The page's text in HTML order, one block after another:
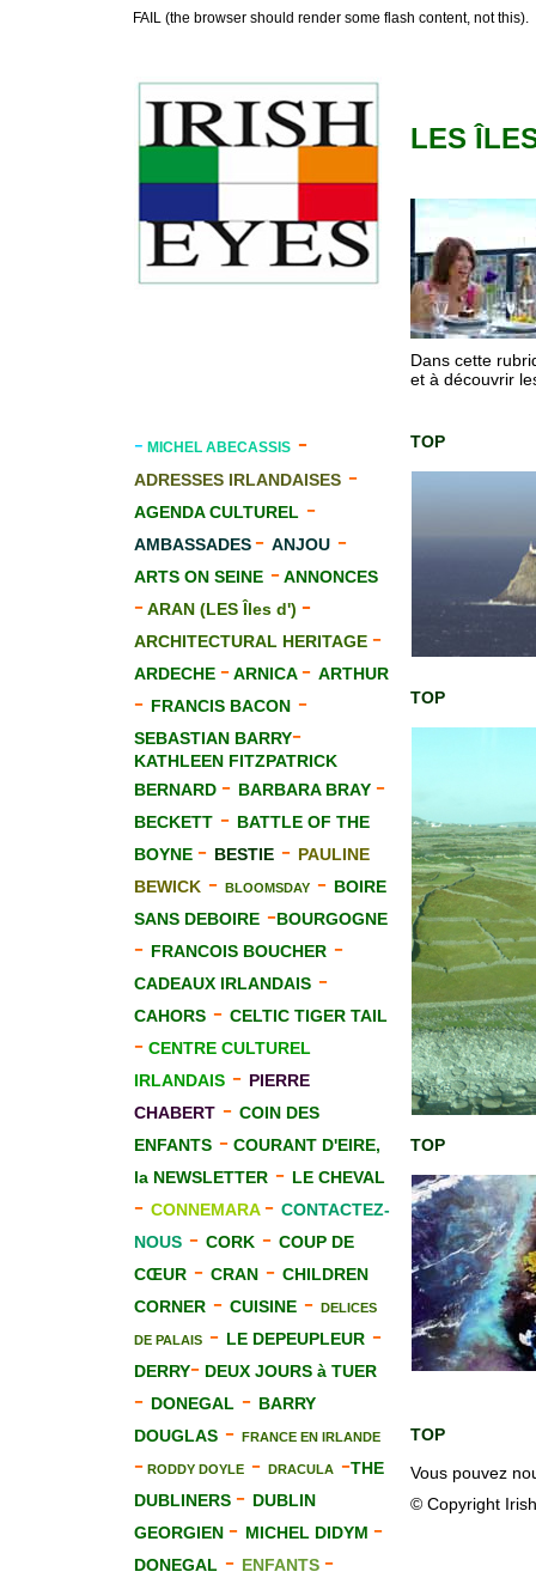
FAIL (the browser should render some flash content, not this).
- MICHEL ABECASSIS -
ADRESSES IRLANDAISES -
AGENDA CULTUREL -
AMBASSADES- ANJOU -
ARTS ON SEINE -ANNONCES
-ARAN (LES Îles d') -
ARCHITECTURAL HERITAGE -
ARDECHE -ARNICA- ARTHUR
- FRANCIS BACON -
SEBASTIAN BARRY-
KATHLEEN FITZPATRICK
BERNARD - BARBARA BRAY -
BECKETT - BATTLE OF THE
BOYNE - BESTIE - PAULINE
BEWICK - BLOOMSDAY - BOIRE
SANS DEBOIRE -BOURGOGNE
- FRANCOIS BOUCHER -
CADEAUX IRLANDAIS -
CAHORS - CELTIC TIGER TAIL
- CENTRE CULTUREL
IRLANDAIS - PIERRE
CHABERT - COIN DES
ENFANTS - COURANT D'EIRE,
la NEWSLETTER - LE CHEVAL
- CONNEMARA - CONTACTEZ-
NOUS - CORK - COUP DE
CŒUR - CRAN - CHILDREN
CORNER - CUISINE - DELICES
DE PALAIS - LE DEPEUPLEUR -
DERRY- DEUX JOURS à TUER
- DONEGAL - BARRY
DOUGLAS - FRANCE EN IRLANDE
- RODDY DOYLE - DRACULA -THE
DUBLINERS - DUBLIN
GEORGIEN - MICHEL DIDYM -
DONEGAL - ENFANTS -
LES
Dans cette
et à découvrir
TOP
TOP
TOP
TOP
Vous pouvez
© Copyright